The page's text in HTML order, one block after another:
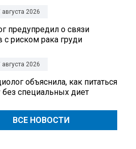
2026
предупредил о связи
с риском рака груди
2026
объяснила, как питаться
специальных диет
ВСЕ НОВОСТИ